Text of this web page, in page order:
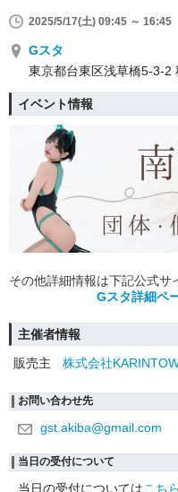
2025/5/17(土) 09:45 ～ 16:45
Gスタ
東京都台東区浅草橋5-3-2
イベント情報
その他詳細情報は下記公式サ
Gスタ詳細ペ
主催者情報
販売主
株式会社
お問い合わせ先
gst.akiba@gmail.com
当日の受付について
当日の受付についてはこちら